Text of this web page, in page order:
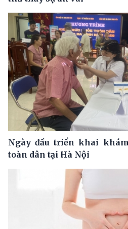
Ngày đầu triển khai
toàn dân tại Hà Nội